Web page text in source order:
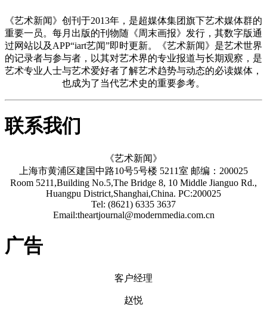
《艺术新闻》创刊于2013年，是超媒体集团旗下艺术媒体群的
重要一员。每月出版的刊物随《周末画报》发行，其数字版通
过网站以及APP“iart艺闻”即时更新。《艺术新闻》是艺术世界
的记录者与参与者，以其对艺术界的专业报道与长期观察，是
艺术专业人士与艺术爱好者了解艺术趋势与动态的必读媒体，
也成为了当代艺术史的重要参考。
联系我们
《艺术新闻》
上海市黄浦区建国中路10号5号楼 5211室 邮编：200025
Room 5211,Building No.5,The Bridge 8, 10 Middle Jianguo Rd.,
Huangpu District,Shanghai,China. PC:200025
Tel: (8621) 6335 3637
Email:theartjournal@modernmedia.com.cn
广告
客户经理
赵悦